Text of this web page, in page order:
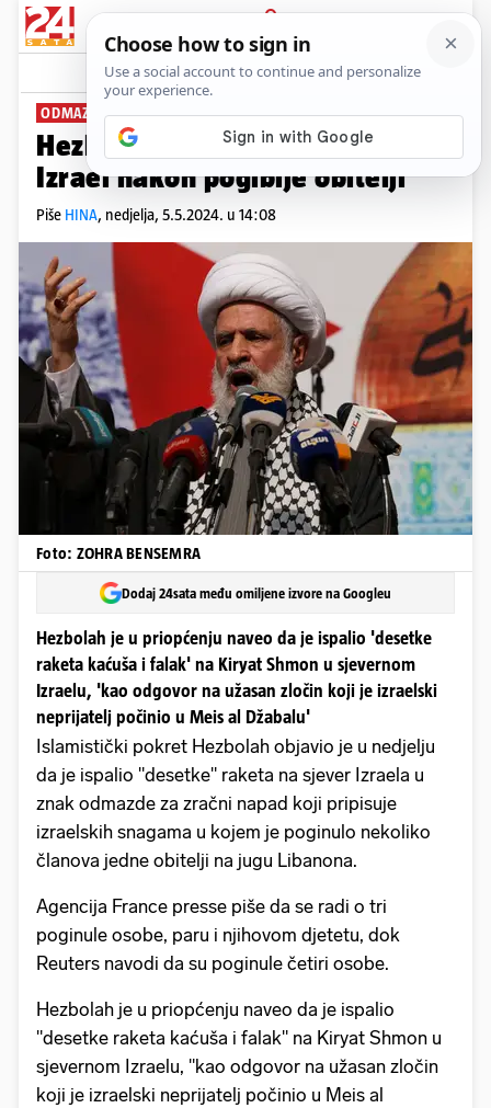
PRIJAVA
News Komentari
ODMAZDA ZA NAPAD
Hezbolah uzvratio raketama na
Izrael nakon pogibije obitelji
Piše HINA, nedjelja, 5.5.2024. u 14:08
Foto: ZOHRA BENSEMRA
Dodaj 24sata među omiljene izvore na Googleu
Hezbolah je u priopćenju naveo da je ispalio 'desetke
raketa kaćuša i falak' na Kiryat Shmon u sjevernom
Izraelu, 'kao odgovor na užasan zločin koji je izraelski
neprijatelj počinio u Meis al Džabalu'
Islamistički pokret Hezbolah objavio je u nedjelju
da je ispalio "desetke" raketa na sjever Izraela u
znak odmazde za zračni napad koji pripisuje
izraelskih snagama u kojem je poginulo nekoliko
članova jedne obitelji na jugu Libanona.
Agencija France presse piše da se radi o tri
poginule osobe, paru i njihovom djetetu, dok
Reuters navodi da su poginule četiri osobe.
Hezbolah je u priopćenju naveo da je ispalio
"desetke raketa kaćuša i falak" na Kiryat Shmon u
sjevernom Izraelu, "kao odgovor na užasan zločin
koji je izraelski neprijatelj počinio u Meis al